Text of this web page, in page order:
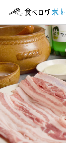
食べログ求人TOP
求人検索
マイページ管理
アルバイト・パート
ホールス
ホールスタ
時給1,150
昇給あり 給与手渡し